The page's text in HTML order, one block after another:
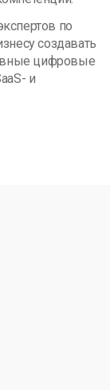
по
создавать
цифровые
и